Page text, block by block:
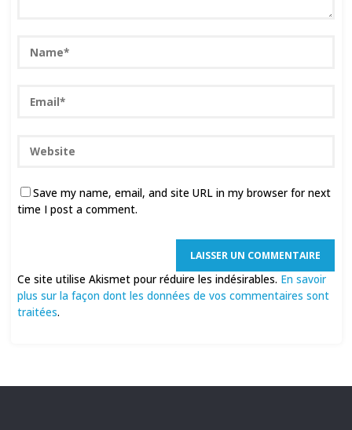
Save my name, email, and site URL in my browser for next
time I post a comment.
Ce site utilise Akismet pour réduire les indésirables. En savoir
plus sur la façon dont les données de vos commentaires sont
traitées.